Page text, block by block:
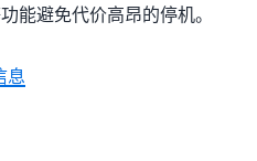
能避免代价高昂的停机。
息